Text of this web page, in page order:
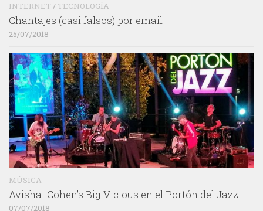
INTERNET / TECNOLOGÍA
Chantajes (casi falsos) por email
25/07/2018
MÚSICA
Avishai Cohen’s Big Vicious en el Portón del Jazz
07/07/2018